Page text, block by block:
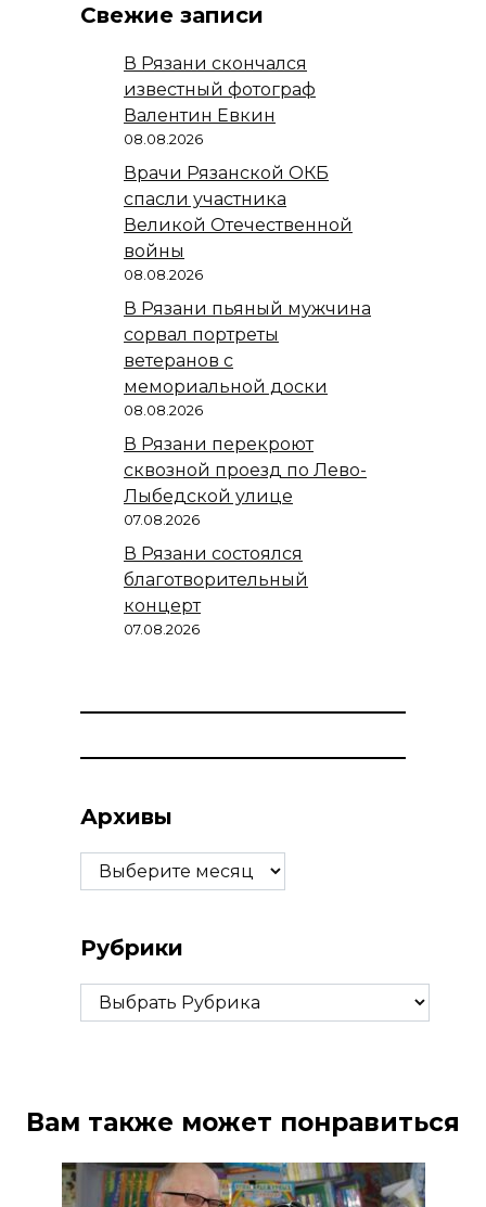
Свежие записи
В Рязани скончался
известный фотограф
Валентин Евкин
08.08.2026
Врачи Рязанской ОКБ
спасли участника
Великой Отечественной
войны
08.08.2026
В Рязани пьяный мужчина
сорвал портреты
ветеранов с
мемориальной доски
08.08.2026
В Рязани перекроют
сквозной проезд по Лево-
Лыбедской улице
07.08.2026
В Рязани состоялся
благотворительный
концерт
07.08.2026
Архивы
Архивы
Рубрики
Рубрики
Вам также может понравиться